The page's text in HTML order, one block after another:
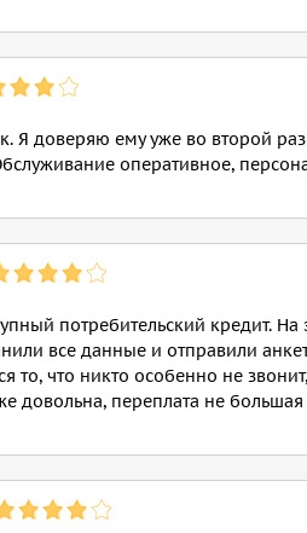
Я доверяю ему уже во второй
оперативное,
потребительский кредит.
все данные и отправили
то, что никто особенно не
довольна, переплата не